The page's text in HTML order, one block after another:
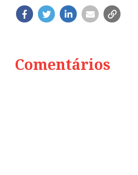
Comentários